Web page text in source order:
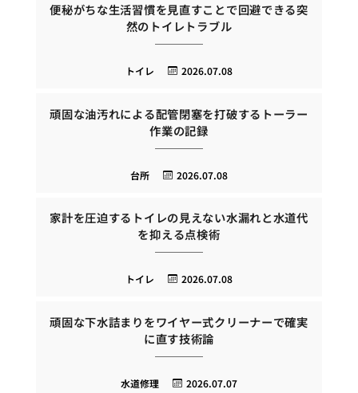
便秘がちな生活習慣を見直すことで回避できる突
然のトイレトラブル
2026.07.08
トイレ
頑固な油汚れによる配管閉塞を打破するトーラー
作業の記録
2026.07.08
台所
家計を圧迫するトイレの見えない水漏れと水道代
を抑える点検術
2026.07.08
トイレ
頑固な下水詰まりをワイヤー式クリーナーで確実
に直す技術論
2026.07.07
水道修理